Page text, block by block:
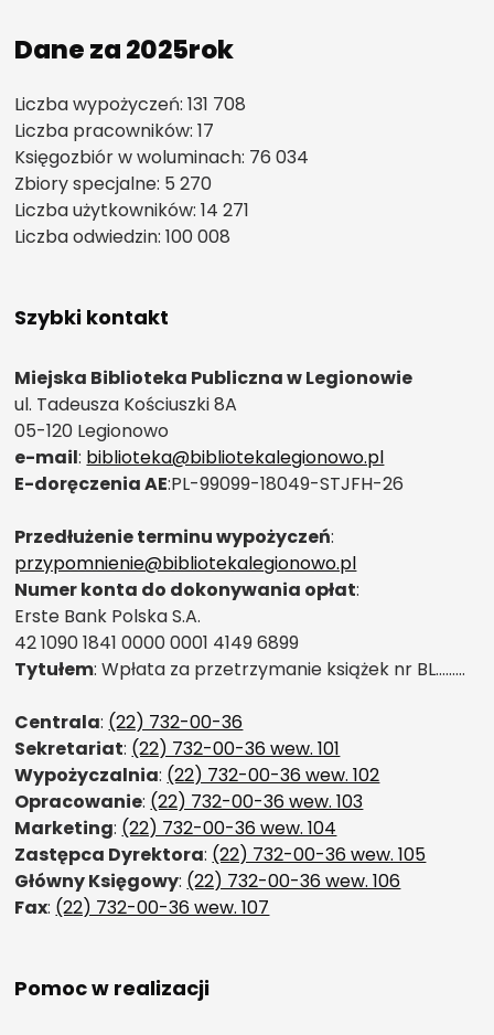
Dane za 2025rok
Liczba wypożyczeń: 131 708
Liczba pracowników: 17
Księgozbiór w woluminach: 76 034
Zbiory specjalne: 5 270
Liczba użytkowników: 14 271
Liczba odwiedzin: 100 008
Szybki kontakt
Miejska Biblioteka Publiczna w Legionowie
ul. Tadeusza Kościuszki 8A
05-120 Legionowo
e-mail: biblioteka@bibliotekalegionowo.pl
E-doręczenia AE:PL-99099-18049-STJFH-26
Przedłużenie terminu wypożyczeń:
przypomnienie@bibliotekalegionowo.pl
Numer konta do dokonywania opłat:
Erste Bank Polska S.A.
42 1090 1841 0000 0001 4149 6899
Tytułem: Wpłata za przetrzymanie książek nr BL………
Centrala: (22) 732-00-36
Sekretariat: (22) 732-00-36 wew. 101
Wypożyczalnia: (22) 732-00-36 wew. 102
Opracowanie: (22) 732-00-36 wew. 103
Marketing: (22) 732-00-36 wew. 104
Zastępca Dyrektora: (22) 732-00-36 wew. 105
Główny Księgowy: (22) 732-00-36 wew. 106
Fax: (22) 732-00-36 wew. 107
Pomoc w realizacji